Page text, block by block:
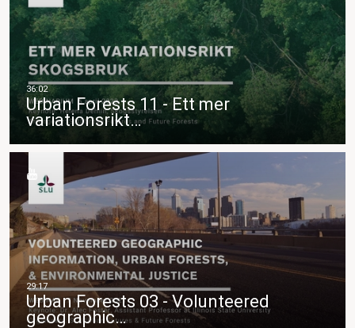
Urban Forests 11 - Ett mer
variationsrikt…
Urban Forests 03 - Volunteered
geographic…